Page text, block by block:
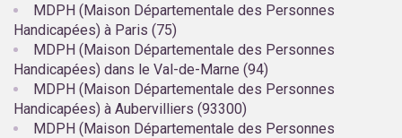
MDPH (Maison Départementale des Personnes
Handicapées) à Paris (75)
MDPH (Maison Départementale des Personnes
Handicapées) dans le Val-de-Marne (94)
MDPH (Maison Départementale des Personnes
Handicapées) à Aubervilliers (93300)
MDPH (Maison Départementale des Personnes